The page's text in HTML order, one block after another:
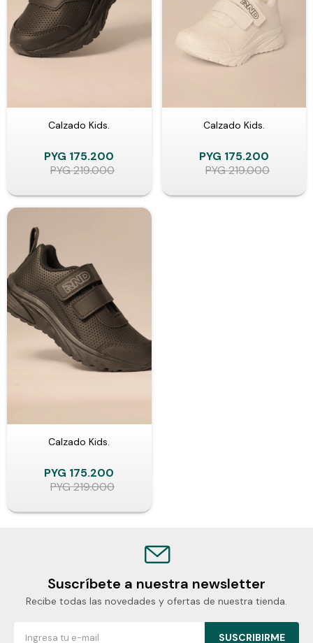
Calzado Kids.
PYG 175.200
PYG219.000
Calzado Kids.
PYG 175.200
PYG219.000
Calzado Kids.
PYG 175.200
PYG219.000
Suscríbete a nuestra newsletter
Recibe todas las novedades y ofertas de nuestra tienda.
SUSCRIBIRME